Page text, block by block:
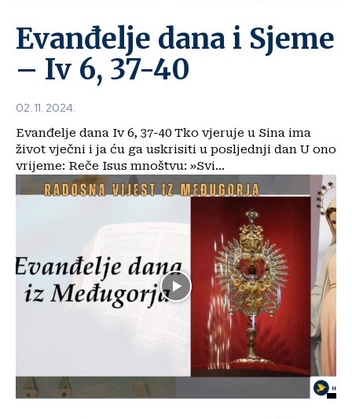
Evanđelje dana i Sjeme
– Iv 6, 37-40
02. 11. 2024.
Evanđelje dana Iv 6, 37-40 Tko vjeruje u Sina ima
život vječni i ja ću ga uskrisiti u posljednji dan U ono
vrijeme: Reče Isus mnoštvu: »Svi...